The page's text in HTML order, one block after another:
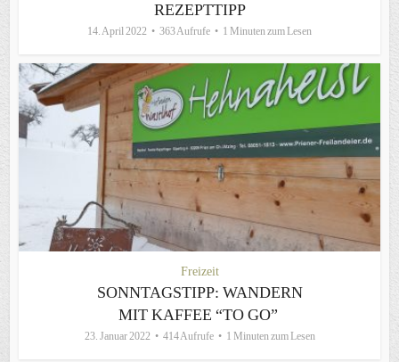
REZEPTTIPP
14. April 2022 363 Aufrufe 1 Minuten zum Lesen
Freizeit
SONNTAGSTIPP: WANDERN
MIT KAFFEE “TO GO”
23. Januar 2022 414 Aufrufe 1 Minuten zum Lesen